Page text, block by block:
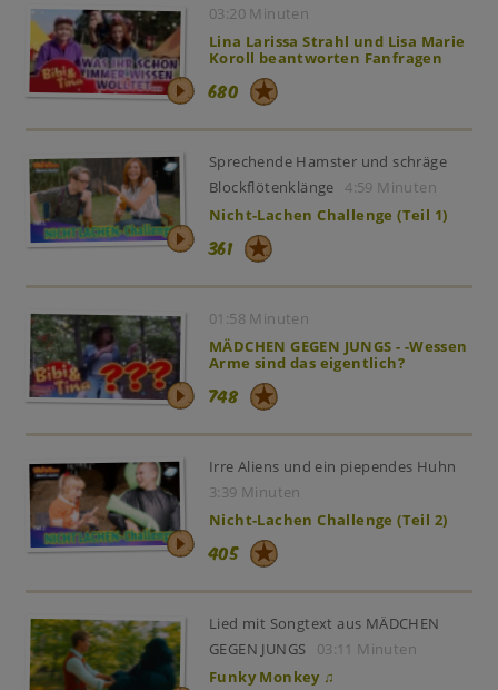
03:20 Minuten
Lina Larissa Strahl und Lisa Marie
Koroll beantworten Fanfragen
680
Sprechende Hamster und schräge
Blockflötenklänge
4:59 Minuten
Nicht-Lachen Challenge (Teil 1)
361
01:58 Minuten
MÄDCHEN GEGEN JUNGS - -Wessen
Arme sind das eigentlich?
748
Irre Aliens und ein piependes Huhn
3:39 Minuten
Nicht-Lachen Challenge (Teil 2)
405
Lied mit Songtext aus MÄDCHEN
GEGEN JUNGS
03:11 Minuten
Funky Monkey ♫